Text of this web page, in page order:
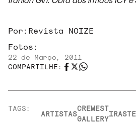
Por: Revista NOIZE
Fotos:
22 de Março, 2011
COMPARTILHE:
TAGS:
ARTISTAS
CREWEST
GALLERY
IRA